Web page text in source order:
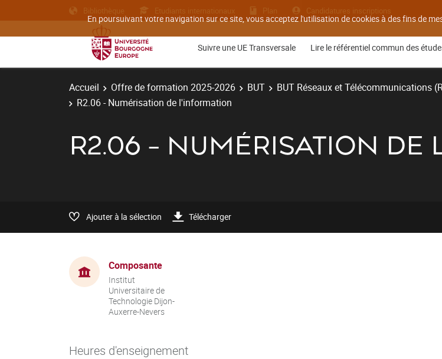
En poursuivant votre navigation sur ce site, vous acceptez l'utilisation de cookies à des fins de
Bibliothèque Etudiants internationaux Plan Candidatures inscriptions
Suivre une UE Transversale Lire le référentiel commun des
Accueil Offre de formation 2025-2026 BUT BUT Réseaux et Télécommunications
R2.06 - Numérisation de l'information
R2.06 - NUMÉRISATION DE
Ajouter à la sélection Télécharger
Composante
Institut
Universitaire de
Technologie Dijon-
Auxerre-Nevers
Heures d'enseignement